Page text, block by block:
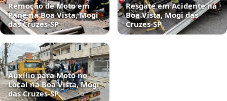
Remoção de Moto em
Pane na Boa Vista, Mogi
das Cruzes‑SP
Resgate em Acidente na
Boa Vista, Mogi das
Cruzes‑SP
Auxílio para Moto no
Local na Boa Vista, Mogi
das Cruzes‑SP